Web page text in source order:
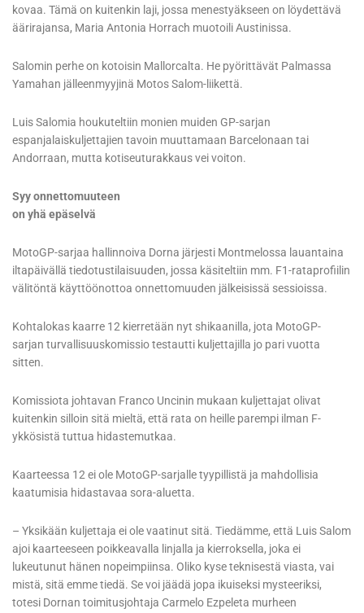
kovaa. Tämä on kuitenkin laji, jossa menestyäkseen on löydettävä
äärirajansa, Maria Antonia Horrach muotoili Austinissa.
Salomin perhe on kotoisin Mallorcalta. He pyörittävät Palmassa
Yamahan jälleenmyyjinä Motos Salom-liikettä.
Luis Salomia houkuteltiin monien muiden GP-sarjan
espanjalaiskuljettajien tavoin muuttamaan Barcelonaan tai
Andorraan, mutta kotiseuturakkaus vei voiton.
Syy onnettomuuteen
on yhä epäselvä
MotoGP-sarjaa hallinnoiva Dorna järjesti Montmelossa lauantaina
iltapäivällä tiedotustilaisuuden, jossa käsiteltiin mm. F1-rataprofiilin
välitöntä käyttöönottoa onnettomuuden jälkeisissä sessioissa.
Kohtalokas kaarre 12 kierretään nyt shikaanilla, jota MotoGP-
sarjan turvallisuuskomissio testautti kuljettajilla jo pari vuotta
sitten.
Komissiota johtavan Franco Uncinin mukaan kuljettajat olivat
kuitenkin silloin sitä mieltä, että rata on heille parempi ilman F-
ykkösistä tuttua hidastemutkaa.
Kaarteessa 12 ei ole MotoGP-sarjalle tyypillistä ja mahdollisia
kaatumisia hidastavaa sora-aluetta.
– Yksikään kuljettaja ei ole vaatinut sitä. Tiedämme, että Luis Salom
ajoi kaarteeseen poikkeavalla linjalla ja kierroksella, joka ei
lukeutunut hänen nopeimpiinsa. Oliko kyse teknisestä viasta, vai
mistä, sitä emme tiedä. Se voi jäädä jopa ikuiseksi mysteeriksi,
totesi Dornan toimitusjohtaja Carmelo Ezpeleta murheen